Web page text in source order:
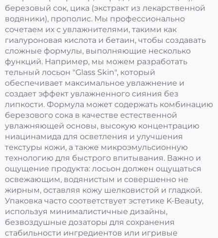
березовый сок, цика (экстракт из лекарственной
водяники), прополис. Мы профессионально
сочетаем их с увлажнителями, такими как
гиалуроновая кислота и бетаин, чтобы создавать
сложные формулы, выполняющие несколько
функций. Например, мы можем разработать
тельный лосьон "Glass Skin", который
обеспечивает максимальное увлажнение и
создает эффект увлажненного сияния без
липкости. Формула может содержать комбинацию
березового сока в качестве естественной
увлажняющей основы, высокую концентрацию
ниацинамида для осветления и улучшения
текстуры кожи, а также микроэмульсионную
технологию для быстрого впитывания. Важно и
ощущение продукта: лосьон должен ощущаться
освежающим, водянистым и совершенно не
жирным, оставляя кожу шелковистой и гладкой.
Упаковка часто соответствует эстетике K-Beauty,
используя минималистичные дизайны,
безвоздушные дозаторы для сохранения
стабильности ингредиентов или игривые